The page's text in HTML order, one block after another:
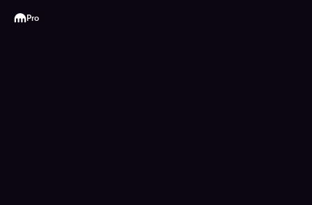
Kraken
Pro